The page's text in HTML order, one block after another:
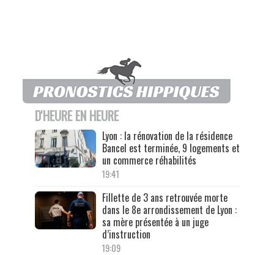
D'HEURE EN HEURE
Lyon : la rénovation de la résidence
Bancel est terminée, 9 logements et
un commerce réhabilités
19:41
Fillette de 3 ans retrouvée morte
dans le 8e arrondissement de Lyon :
sa mère présentée à un juge
d’instruction
19:09